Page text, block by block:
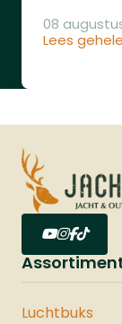
Lees
08
Luchtbuks